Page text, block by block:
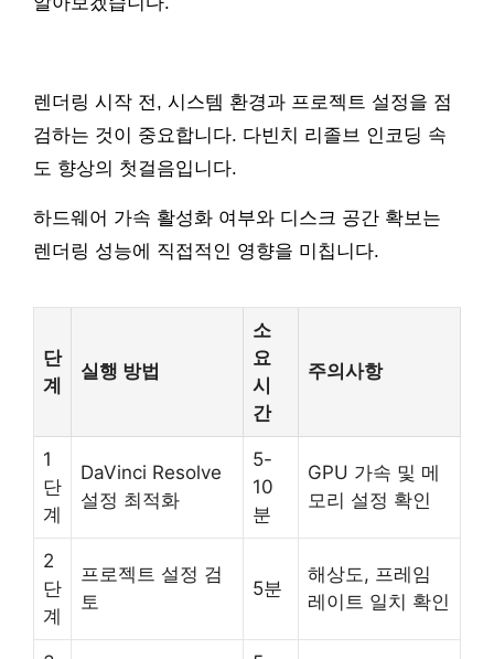
렌더링 시작 전, 시스템 환경과 프로젝트 설정을 점
검하는 것이 중요합니다. 다빈치 리졸브 인코딩 속
도 향상의 첫걸음입니다.
하드웨어 가속 활성화 여부와 디스크 공간 확보는
렌더링 성능에 직접적인 영향을 미칩니다.
단
계
실행 방법
소
요
시
간
주의사항
1
단
계
DaVinci Resolve
설정 최적화
5-
10
분
GPU 가속 및 메
모리 설정 확인
2
단
계
프로젝트 설정 검
토
5분
해상도, 프레임
레이트 일치 확인